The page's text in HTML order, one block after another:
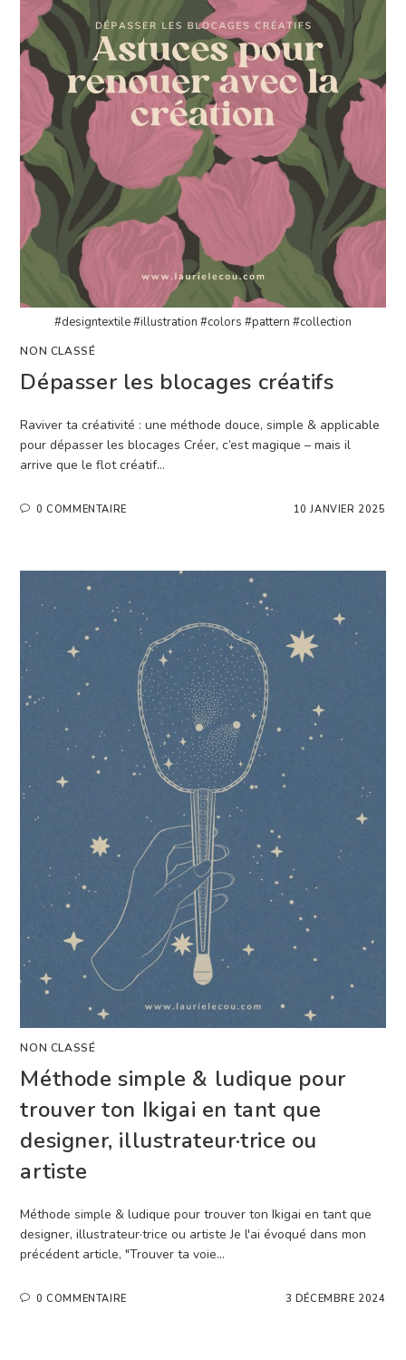
#designtextile #illustration #colors #pattern #collection
NON CLASSÉ
Dépasser les blocages créatifs
Raviver ta créativité : une méthode douce, simple & applicable
pour dépasser les blocages Créer, c’est magique – mais il
arrive que le flot créatif…
0 COMMENTAIRE 10 JANVIER 2025
NON CLASSÉ
Méthode simple & ludique pour
trouver ton Ikigai en tant que
designer, illustrateur·trice ou
artiste
Méthode simple & ludique pour trouver ton Ikigai en tant que
designer, illustrateur·trice ou artiste Je l'ai évoqué dans mon
précédent article, "Trouver ta voie…
0 COMMENTAIRE 3 DÉCEMBRE 2024